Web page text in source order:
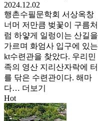
2024.12.02
행촌수필문학회 서상옥창
너머 저만큼 벚꽃이 구름처
럼 하얗게 일렁이는 산길을
가르며 화엄사 입구에 있는
kt수련관을 찾았다. 우리민
족의 영산 지리산자락에 터
를 닦은 수련관이다. 해마
다… 더보기
Hot